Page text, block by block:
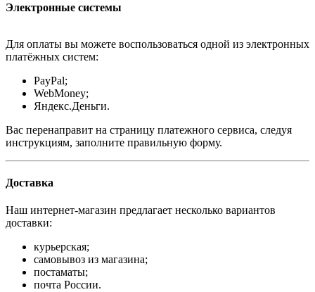
Электронные системы
Для оплаты вы можете воспользоваться одной из электронных
платёжных систем:
PayPal;
WebMoney;
Яндекс.Деньги.
Вас перенаправит на страницу платежного сервиса, следуя
инструкциям, заполните правильную форму.
Доставка
Наш интернет-магазин предлагает несколько вариантов
доставки:
курьерская;
самовывоз из магазина;
постаматы;
почта России.